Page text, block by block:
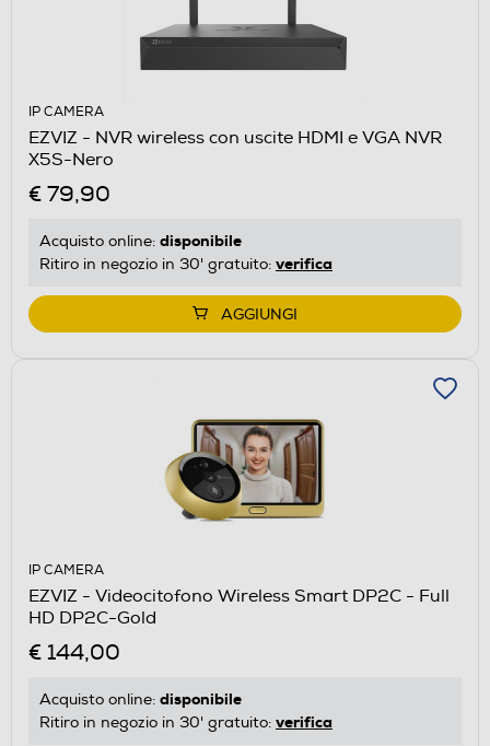
IP CAMERA
EZVIZ - NVR wireless con uscite HDMI e VGA NVR
X5S-Nero
€ 79,90
Acquisto online: disponibile
Ritiro in negozio in 30' gratuito: verifica
AGGIUNGI
IP CAMERA
EZVIZ - Videocitofono Wireless Smart DP2C - Full
HD DP2C-Gold
€ 144,00
Acquisto online: disponibile
Ritiro in negozio in 30' gratuito: verifica